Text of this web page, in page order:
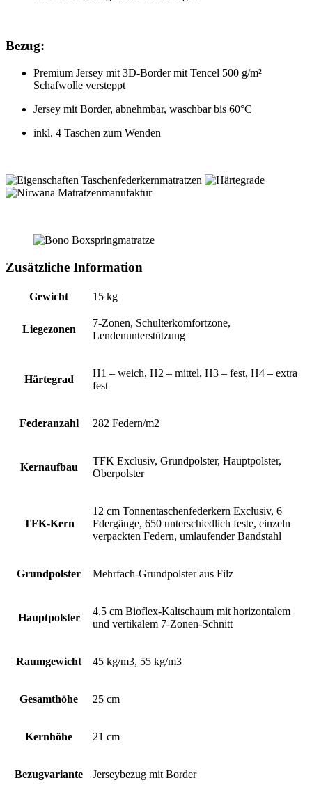
Bezug:
Premium Jersey mit 3D-Border mit Tencel 500 g/m²
Schafwolle versteppt
Jersey mit Border, abnehmbar, waschbar bis 60°C
inkl. 4 Taschen zum Wenden
Zusätzliche Information
Gewicht 15 kg
Liegezonen
7-Zonen, Schulterkomfortzone,
Lendenunterstützung
Härtegrad
H1 – weich, H2 – mittel, H3 – fest, H4 – extra
fest
Federanzahl 282 Federn/m2
Kernaufbau
TFK Exclusiv, Grundpolster, Hauptpolster,
Oberpolster
TFK-Kern
12 cm Tonnentaschenfederkern Exclusiv, 6
Fdergänge, 650 unterschiedlich feste, einzeln
verpackten Federn, umlaufender Bandstahl
Grundpolster Mehrfach-Grundpolster aus Filz
Hauptpolster
4,5 cm Bioflex-Kaltschaum mit horizontalem
und vertikalem 7-Zonen-Schnitt
Raumgewicht 45 kg/m3, 55 kg/m3
Gesamthöhe 25 cm
Kernhöhe 21 cm
Bezugvariante Jerseybezug mit Border